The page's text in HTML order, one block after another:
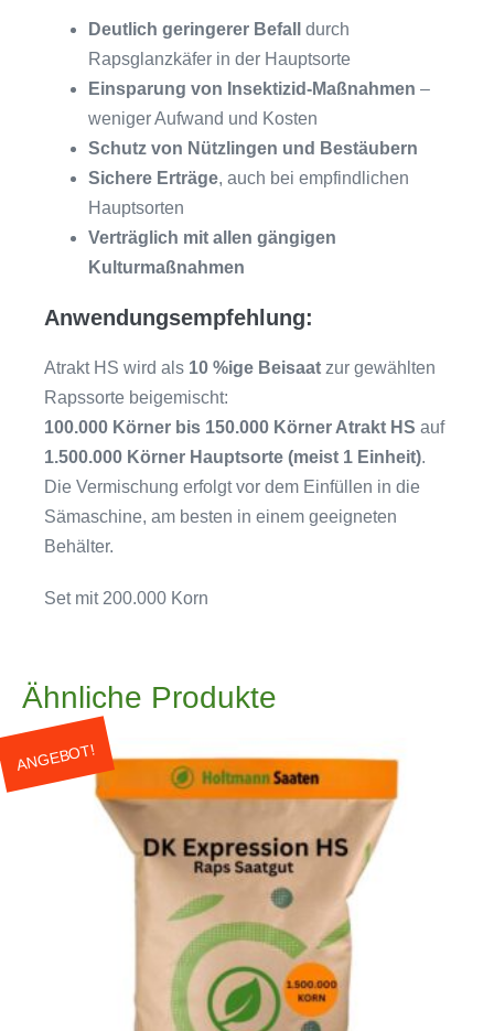
Deutlich geringerer Befall
durch
Rapsglanzkäfer in der Hauptsorte
Einsparung von Insektizid-Maßnahmen –
weniger Aufwand und Kosten
Schutz von Nützlingen und Bestäubern
Sichere Erträge, auch bei empfindlichen
Hauptsorten
Verträglich mit allen gängigen
Kulturmaßnahmen
Anwendungsempfehlung:
Atrakt HS wird als 10 %ige Beisaat zur gewählten
Rapssorte beigemischt:
100.000 Körner bis 150.000 Körner Atrakt HS auf
1.500.000 Körner Hauptsorte (meist 1 Einheit).
Die Vermischung erfolgt vor dem Einfüllen in die
Sämaschine, am besten in einem geeigneten
Behälter.
Set mit 200.000 Korn
Ähnliche Produkte
ANGEBOT!